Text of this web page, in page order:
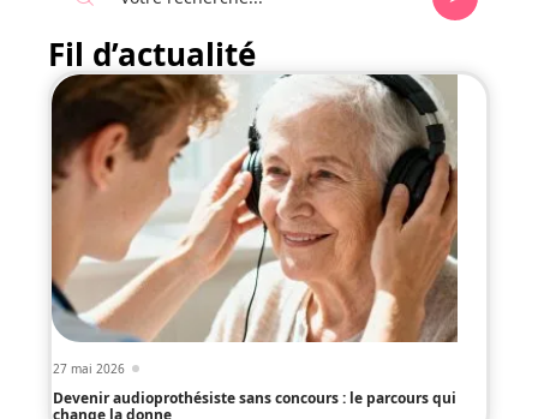
Fil d’actualité
27 mai 2026
Devenir audioprothésiste sans concours : le parcours qui
change la donne